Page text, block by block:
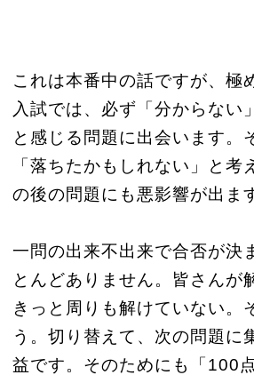
これは本番中の話ですが、極
入試では、必ず「分からない
と感じる問題に出会います。
「落ちたかもしれない」と考
の後の問題にも悪影響が出ま
一問の出来不出来で合否が決
とんどありません。皆さんが
きっと周りも解けていない。
う。切り替えて、次の問題に
益です。そのためにも「100